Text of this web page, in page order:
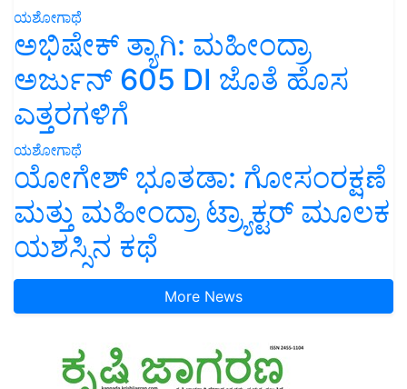
ಯಶೋಗಾಥೆ
ಅಭಿಷೇಕ್ ತ್ಯಾಗಿ: ಮಹೀಂದ್ರಾ
ಅರ್ಜುನ್ 605 DI ಜೊತೆ ಹೊಸ
ಎತ್ತರಗಳಿಗೆ
ಯಶೋಗಾಥೆ
ಯೋಗೇಶ್ ಭೂತಡಾ: ಗೋಸಂರಕ್ಷಣೆ
ಮತ್ತು ಮಹೀಂದ್ರಾ ಟ್ರ್ಯಾಕ್ಟರ್ ಮೂಲಕ
ಯಶಸ್ಸಿನ ಕಥೆ
More News